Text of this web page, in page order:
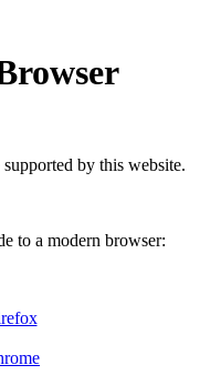
by this website.
to a modern browser: